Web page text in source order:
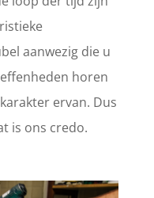
aanwezig die u
horen
ervan. Dus
is ons credo.